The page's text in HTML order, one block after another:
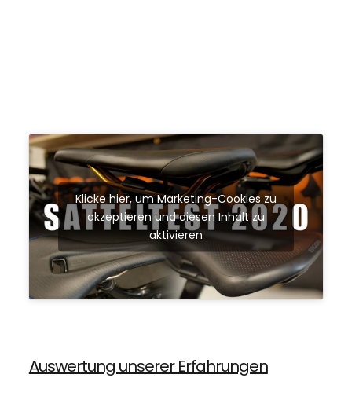
Klicke hier, um Marketing-Cookies zu
akzeptieren und diesen Inhalt zu
aktivieren
Auswertung unserer Erfahrungen